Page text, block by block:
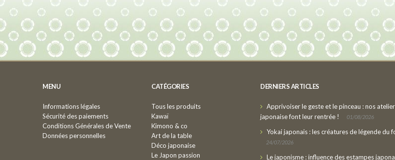
MENU
Informations légales
Sécurité des paiements
Conditions Générales de Vente
Données personnelles
CATÉGORIES
Tous les produits
Kawaï
Kimono & co
Art de la table
Déco japonaise
Le Japon passion
DERNIERS ARTICLES
Apprivoiser le geste et le pinceau : nos
japonaise font leur rentrée !
01/08/2026
Yokai japonais : les créatures de légende du
24/07/2026
Le japonisme : influence des estampes